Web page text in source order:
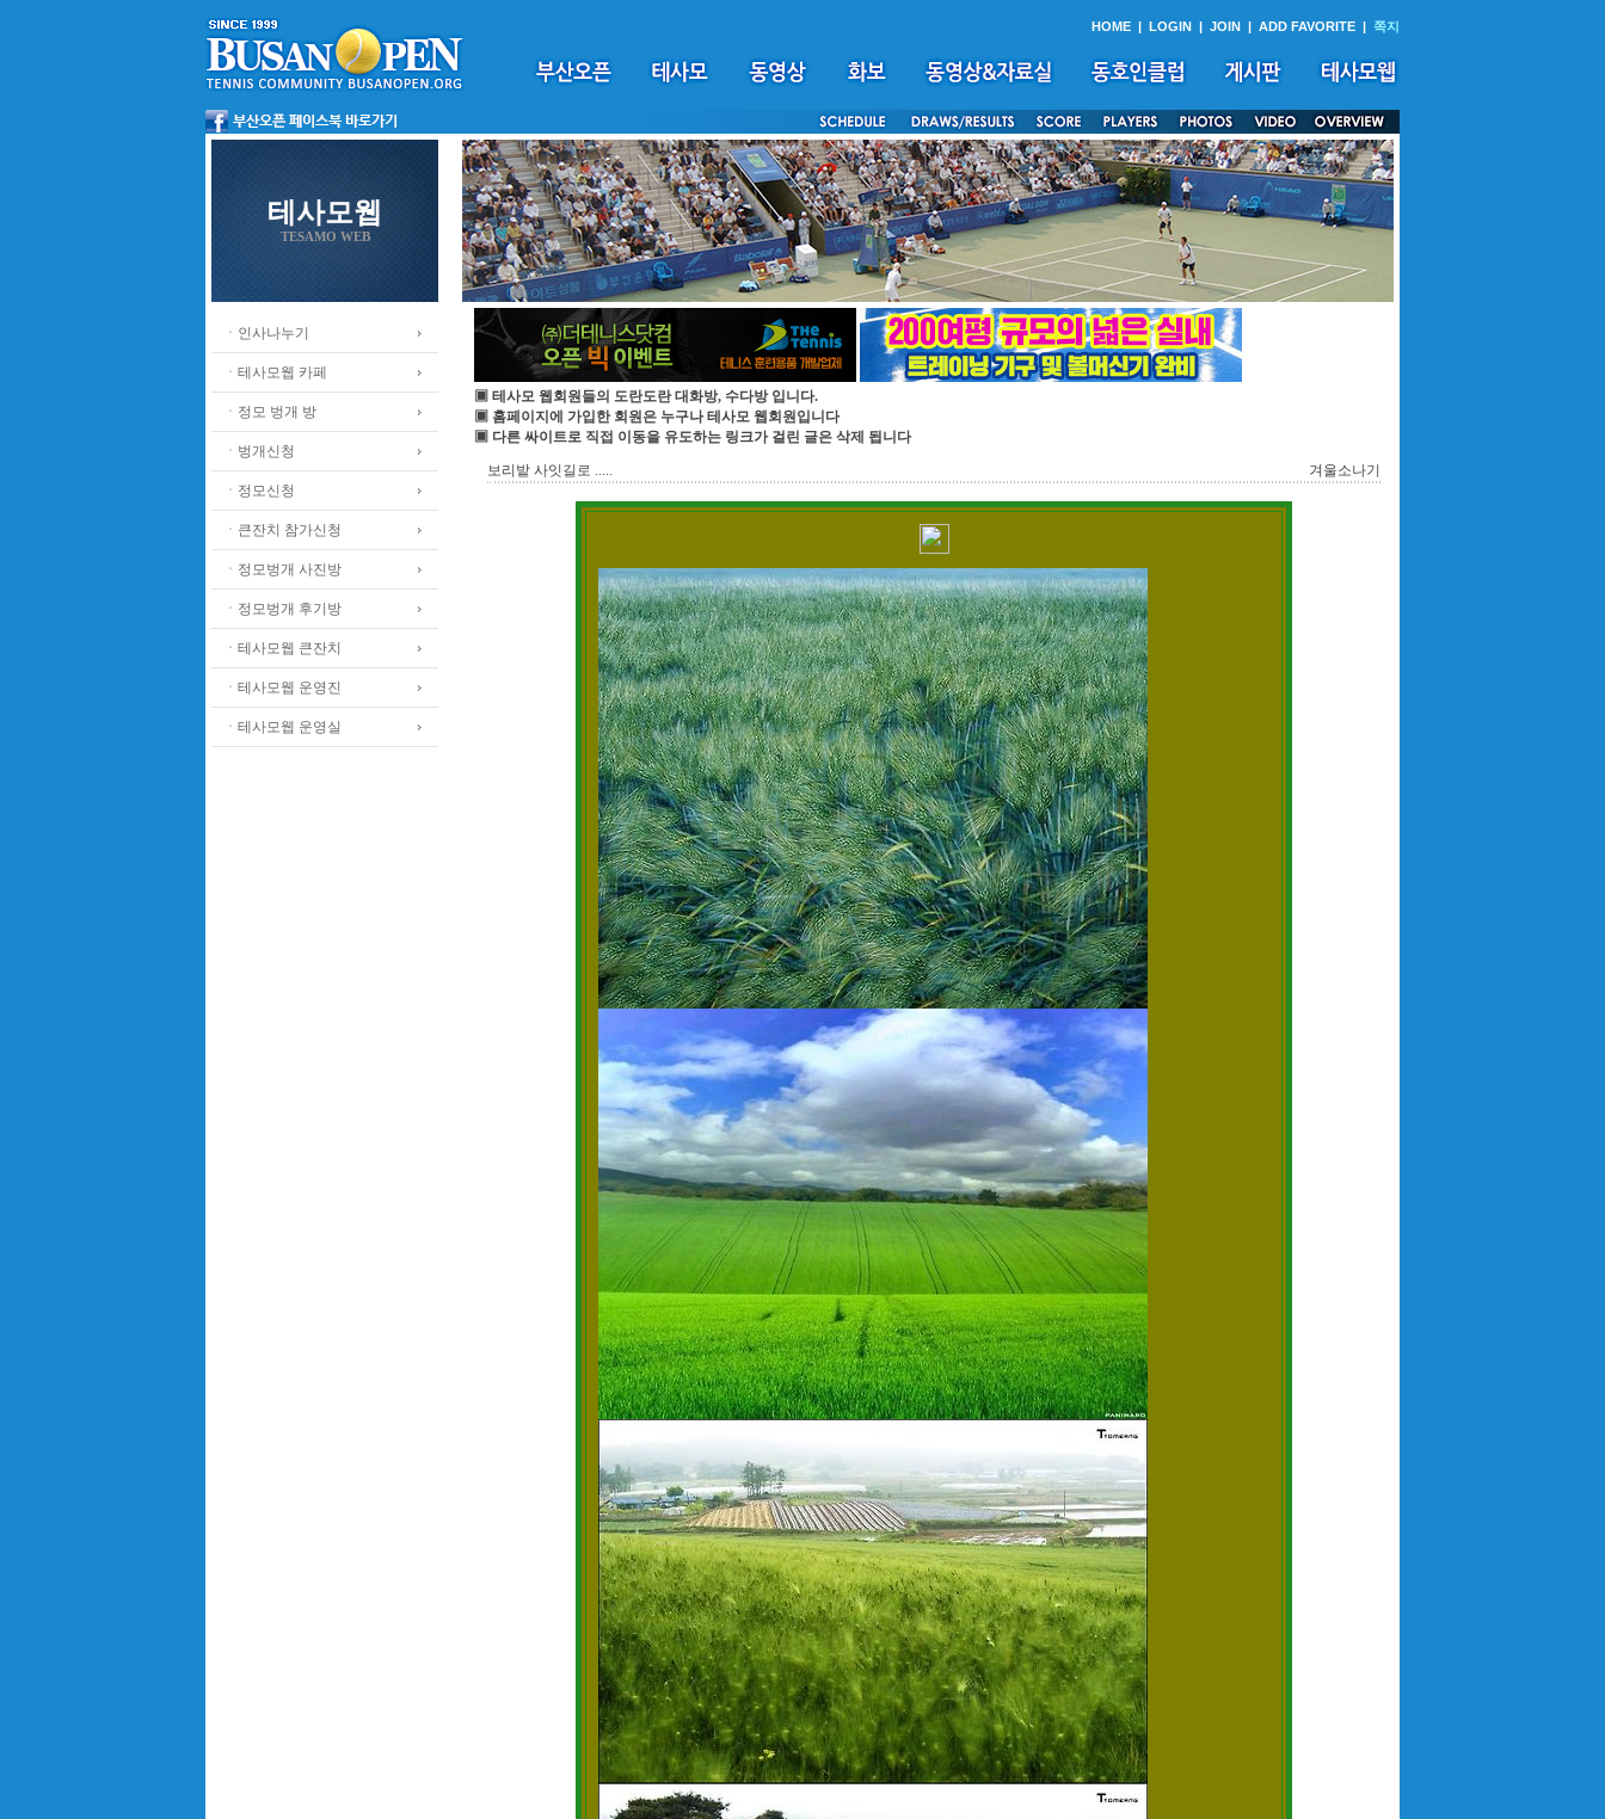
HOME | LOGIN | JOIN | ADD FAVORITE | 쪽지
테사모웹
TESAMO WEB
ㆍ인사나누기
ㆍ테사모웹 카페
ㆍ정모 벙개 방
ㆍ벙개신청
ㆍ정모신청
ㆍ큰잔치 참가신청
ㆍ정모벙개 사진방
ㆍ정모벙개 후기방
ㆍ테사모웹 큰잔치
ㆍ테사모웹 운영진
ㆍ테사모웹 운영실
▣ 테사모 웹회원들의 도란도란 대화방, 수다방 입니다.
▣ 홈페이지에 가입한 회원은 누구나 테사모 웹회원입니다
▣ 다른 싸이트로 직접 이동을 유도하는 링크가 걸린 글은 삭제 됩니다
보리밭 사잇길로 .....
겨울소나기